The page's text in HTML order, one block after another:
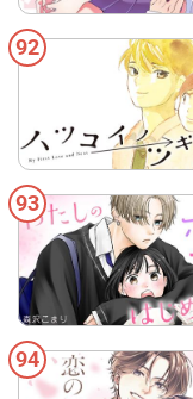
92
93
94